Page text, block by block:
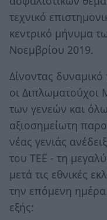
τεχνικό
κεντρικό μήνυμα
Νοεμβρίου 2019.
Δίνοντας
οι Διπλωματούχοι
των γενεών και
αξιοσημείωτη
νέας γενιάς
του ΤΕΕ - τη
μετά τις εθνικές
την επόμενη
εξής: